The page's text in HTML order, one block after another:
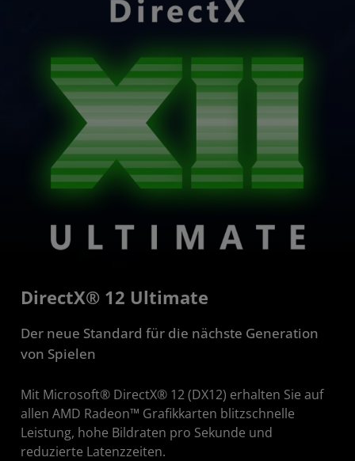
DirectX® 12 Ultimate
Der neue Standard für die nächste Generation
von Spielen
Mit Microsoft® DirectX® 12 (DX12) erhalten Sie auf
allen AMD Radeon™ Grafikkarten blitzschnelle
Leistung, hohe Bildraten pro Sekunde und
reduzierte Latenzzeiten.